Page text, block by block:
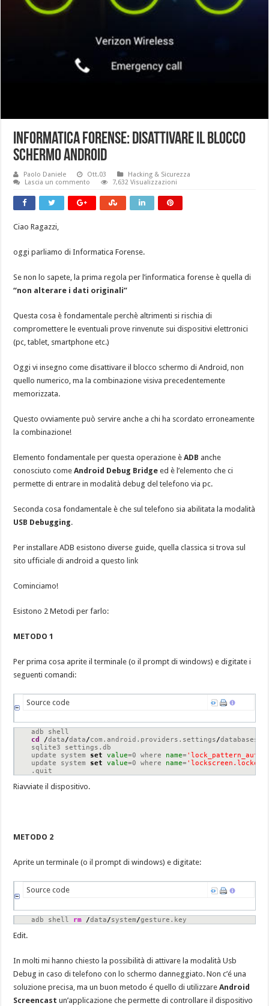
Informatica Forense: Disattivare il blocco
schermo Android
Paolo Daniele Ott.03
Hacking & Sicurezza
Lascia un commento
7,632 Visualizzazioni
Ciao Ragazzi,
oggi parliamo di Informatica Forense.
Se non lo sapete, la prima regola per l’informatica forense è quella di
“non alterare i dati originali”
Questa cosa è fondamentale perchè altrimenti si rischia di
compromettere le eventuali prove rinvenute sui dispositivi elettronici
(pc, tablet, smartphone etc.)
Oggi vi insegno come disattivare il blocco schermo di Android, non
quello numerico, ma la combinazione visiva precedentemente
memorizzata.
Questo ovviamente può servire anche a chi ha scordato erroneamente
la combinazione!
Elemento fondamentale per questa operazione èADB anche
conosciuto comeAndroid Debug Bridge ed è l’elemento che ci
permette di entrare in modalità debug del telefono via pc.
Seconda cosa fondamentale è che sul telefono sia abilitata la modalità
USB Debugging.
Per installare ADB esistono diverse guide, quella classica si trova sul
sito ufficiale di android a questolink
Cominciamo!
Esistono 2 Metodi per farlo:
METODO 1
Per prima cosa aprite il terminale (o il prompt di windows) e digitate i
seguenti comandi:
Source code
cd
/data/data/com.android.providers.settings/databases
sqlite3 settings.db
update system set value=0 where name=
update system set value=0 where name=
.quit
Riavviate il dispositivo.
METODO 2
Aprite un terminale (o il prompt di windows) e digitate:
Source code
adb shell rm /data/system/gesture.key
Edit.
In molti mi hanno chiesto la possibilità di attivare la modalità Usb
Debug in caso di telefono con lo schermo danneggiato. Non c’é una
soluzione precisa, ma un buon metodo é quello di utilizzareAndroid
Screencastun’applicazione che permette di controllare il dispositivo